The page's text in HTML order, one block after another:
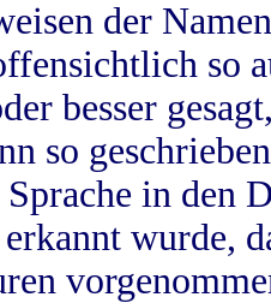
der
so
besser
so
Sprache in
wurde,